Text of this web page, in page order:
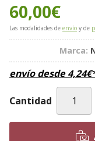
60,00€
Las modalidades de envío y de
Marca:
envío desde4,24€
Cantidad